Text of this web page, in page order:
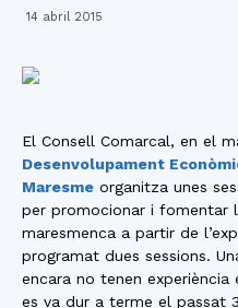
14 abril 2015
El Consell Comarcal, en el
Desenvolupament
Maresme organitza unes
per promocionar i fomentar
maresmenca a partir de
programat dues sessions.
encara no tenen experiència
es va dur a terme el passat